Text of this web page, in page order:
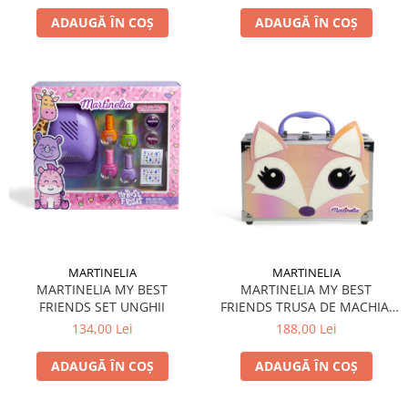
ADAUGĂ ÎN COȘ ADAUGĂ ÎN COȘ
MARTINELIA
MARTINELIA MY BEST
FRIENDS SET UNGHII
134,00 Lei
ADAUGĂ ÎN COȘ
MARTINELIA
MARTINELIA MY BEST
FRIENDS TRUSA DE MACHIAJ
IN SERVIETA
188,00 Lei
ADAUGĂ ÎN COȘ